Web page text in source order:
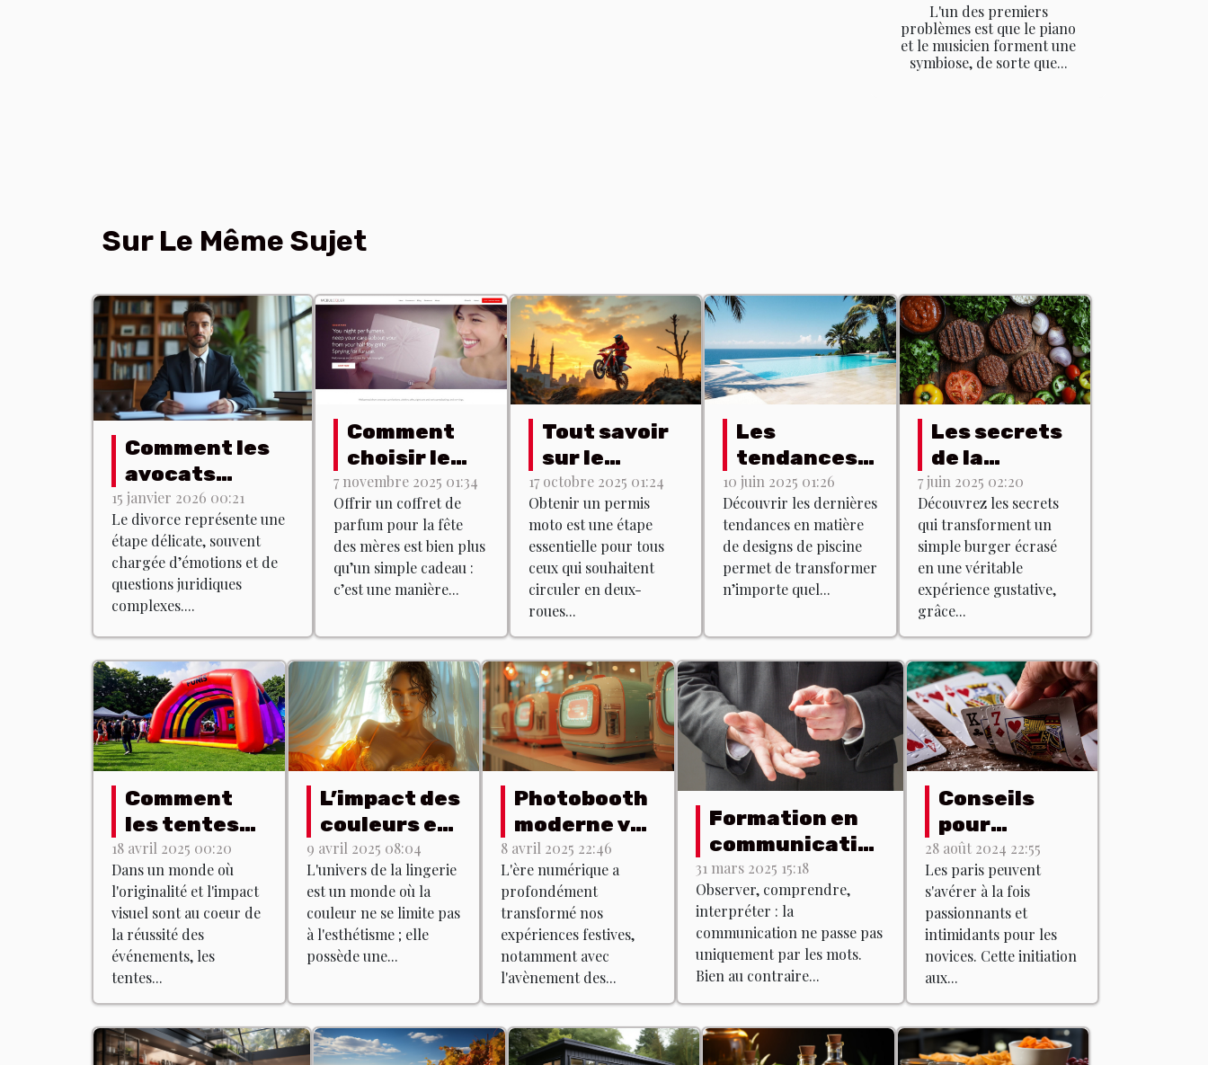
L'un des premiers
problèmes est que le piano
et le musicien forment une
symbiose, de sorte que...
Sur Le Même Sujet
Comment les
avocats
spécialisés
accompagnent
dans les
procédures de
divorce ?
15 janvier 2026 00:21
Le divorce représente une
étape délicate, souvent
chargée d’émotions et de
questions juridiques
complexes....
Comment
choisir le
coffret de
parfum
idéal pour la
fête des
mères ?
7 novembre 2025 01:34
Offrir un coffret de
parfum pour la fête
des mères est bien plus
qu’un simple cadeau :
c’est une manière...
Tout savoir
sur le
permis moto
: formation
et examen
17 octobre 2025 01:24
Obtenir un permis
moto est une étape
essentielle pour tous
ceux qui souhaitent
circuler en deux-
roues...
Les
tendances
actuelles en
matière de
designs de
piscine
10 juin 2025 01:26
Découvrir les dernières
tendances en matière
de designs de piscine
permet de transformer
n’importe quel...
Les secrets
de la
préparation
des burgers
écrasés
avec des
produits du
terroir
7 juin 2025 02:20
Découvrez les secrets
qui transforment un
simple burger écrasé
en une véritable
expérience gustative,
grâce...
Comment
les tentes
gonflables
peuvent
dynamiser
vos
événements
18 avril 2025 00:20
Dans un monde où
l'originalité et l'impact
visuel sont au coeur de
la réussité des
événements, les
tentes...
L’impact des
couleurs en
lingerie :
Quelles
teintes
choisir pour
quel effet ?
9 avril 2025 08:04
L'univers de la lingerie
est un monde où la
couleur ne se limite pas
à l'esthétisme ; elle
possède une...
Photobooth
moderne vs
vintage :
quel est le
meilleur
choix ?
8 avril 2025 22:46
L'ère numérique a
profondément
transformé nos
expériences festives,
notamment avec
l'avènement des...
Formation en
communication
non verbale :
est-ce que ça
existe ?
31 mars 2025 15:18
Observer, comprendre,
interpréter : la
communication ne passe pas
uniquement par les mots.
Bien au contraire...
Conseils
pour
débutants :
comprendre
les bases
des paris
28 août 2024 22:55
Les paris peuvent
s'avérer à la fois
passionnants et
intimidants pour les
novices. Cette initiation
aux...